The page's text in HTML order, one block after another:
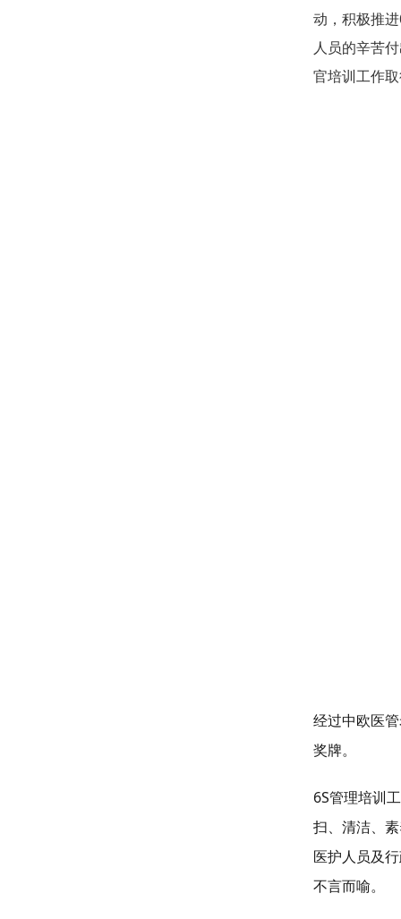
动，积极推
人员的辛苦
官培训工作
经过中欧医
奖牌。
6S管理培训
扫、清洁、
医护人员及
不言而喻。